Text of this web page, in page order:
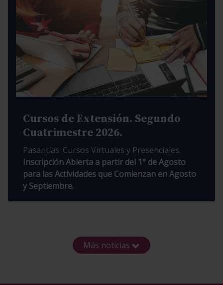
Cursos de Extensión. Segundo
Cuatrimestre 2026.
Pasantías. Cursos Virtuales y Presenciales.
Inscripción Abierta a partir del 1° de Agosto
para las Actividades que Comienzan en Agosto
y Septiembre.
Más noticias